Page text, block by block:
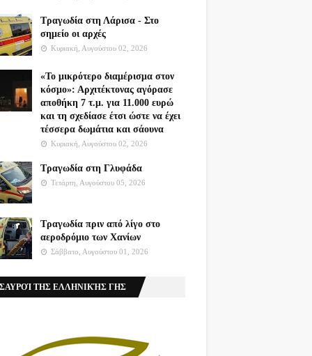
Τραγωδία στη Λάρισα - Στο
σημείο οι αρχές
Κυριακή, Αυγούστου 02, 2026
«Το μικρότερο διαμέρισμα στον
κόσμο»: Αρχιτέκτονας αγόρασε
αποθήκη 7 τ.μ. για 11.000 ευρώ
και τη σχεδίασε έτσι ώστε να έχει
τέσσερα δωμάτια και σάουνα
Κυριακή, Αυγούστου 02, 2026
Τραγωδία στη Γλυφάδα
Τετάρτη, Αυγούστου 05, 2026
Τραγωδία πριν από λίγο στο
αεροδρόμιο των Χανίων
Σάββατο, Αυγούστου 01, 2026
ΤΗΣ ΕΛΛΗΝΙΚΉΣ ΓΗΣ